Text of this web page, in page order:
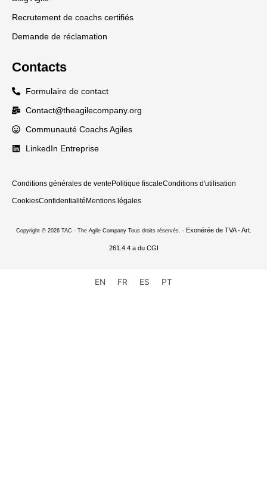
Recrutement de coachs certifiés
Demande de réclamation
Contacts
Formulaire de contact
Contact@theagilecompany.org
Communauté Coachs Agiles
LinkedIn Entreprise
Conditions générales de ventePolitique fiscaleConditions d'utilisation
CookiesConfidentialitéMentions légales
Copyright © 2026 TAC - The Agile Company Tous droits réservés. - Exonérée de TVA - Art.
261.4.4 a du CGI
EN FR ES PT